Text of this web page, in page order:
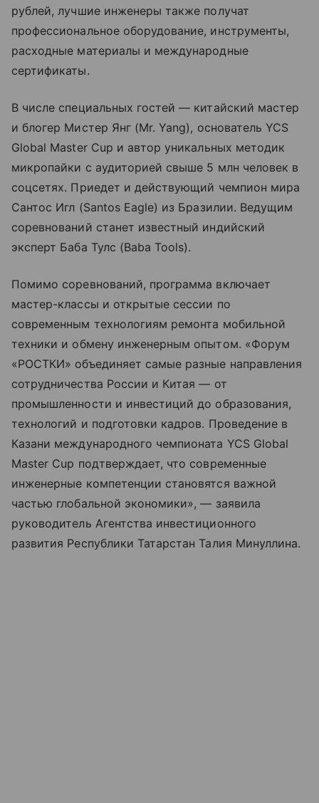
рублей, лучшие инженеры также получат
профессиональное оборудование, инструменты,
расходные материалы и международные
сертификаты.
В числе специальных гостей — китайский мастер
и блогер Мистер Янг (Mr. Yang), основатель YCS
Global Master Cup и автор уникальных методик
микропайки с аудиторией свыше 5 млн человек в
соцсетях. Приедет и действующий чемпион мира
Сантос Игл (Santos Eagle) из Бразилии. Ведущим
соревнований станет известный индийский
эксперт Баба Тулс (Baba Tools).
Помимо соревнований, программа включает
мастер-классы и открытые сессии по
современным технологиям ремонта мобильной
техники и обмену инженерным опытом. «Форум
«РОСТКИ» объединяет самые разные направления
сотрудничества России и Китая — от
промышленности и инвестиций до образования,
технологий и подготовки кадров. Проведение в
Казани международного чемпионата YCS Global
Master Cup подтверждает, что современные
инженерные компетенции становятся важной
частью глобальной экономики», — заявила
руководитель Агентства инвестиционного
развития Республики Татарстан Талия Минуллина.